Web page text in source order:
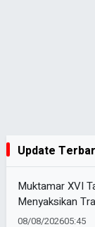
Update
Muktamar XVI
Menyaksikan
Merawat
08/08/202605:45